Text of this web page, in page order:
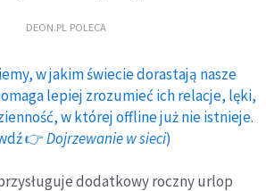
DEON.PL POLECA
w jakim świecie dorastają nasze
lepiej zrozumieć ich relacje, lęki,
w której offline już nie istnieje.
👉Dojrzewanie w sieci)
dodatkowy roczny urlop